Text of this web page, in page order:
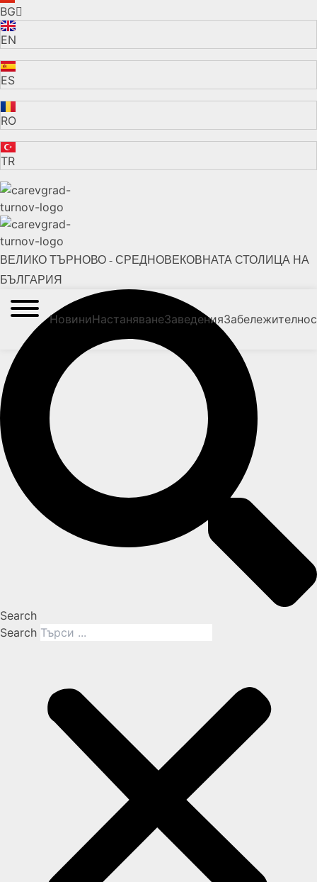
BG
EN
ES
RO
TR
ВЕЛИКО ТЪРНОВО - СРЕДНОВЕКОВНАТА СТОЛИЦА НА
БЪЛГАРИЯ
НовиниНастаняванеЗаведения
Search
Search